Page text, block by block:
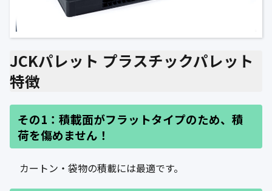
JCKパレット プラスチックパレット
特徴
その1：積載面がフラットタイプのため、積
荷を傷めません！
カートン・袋物の積載には最適です。